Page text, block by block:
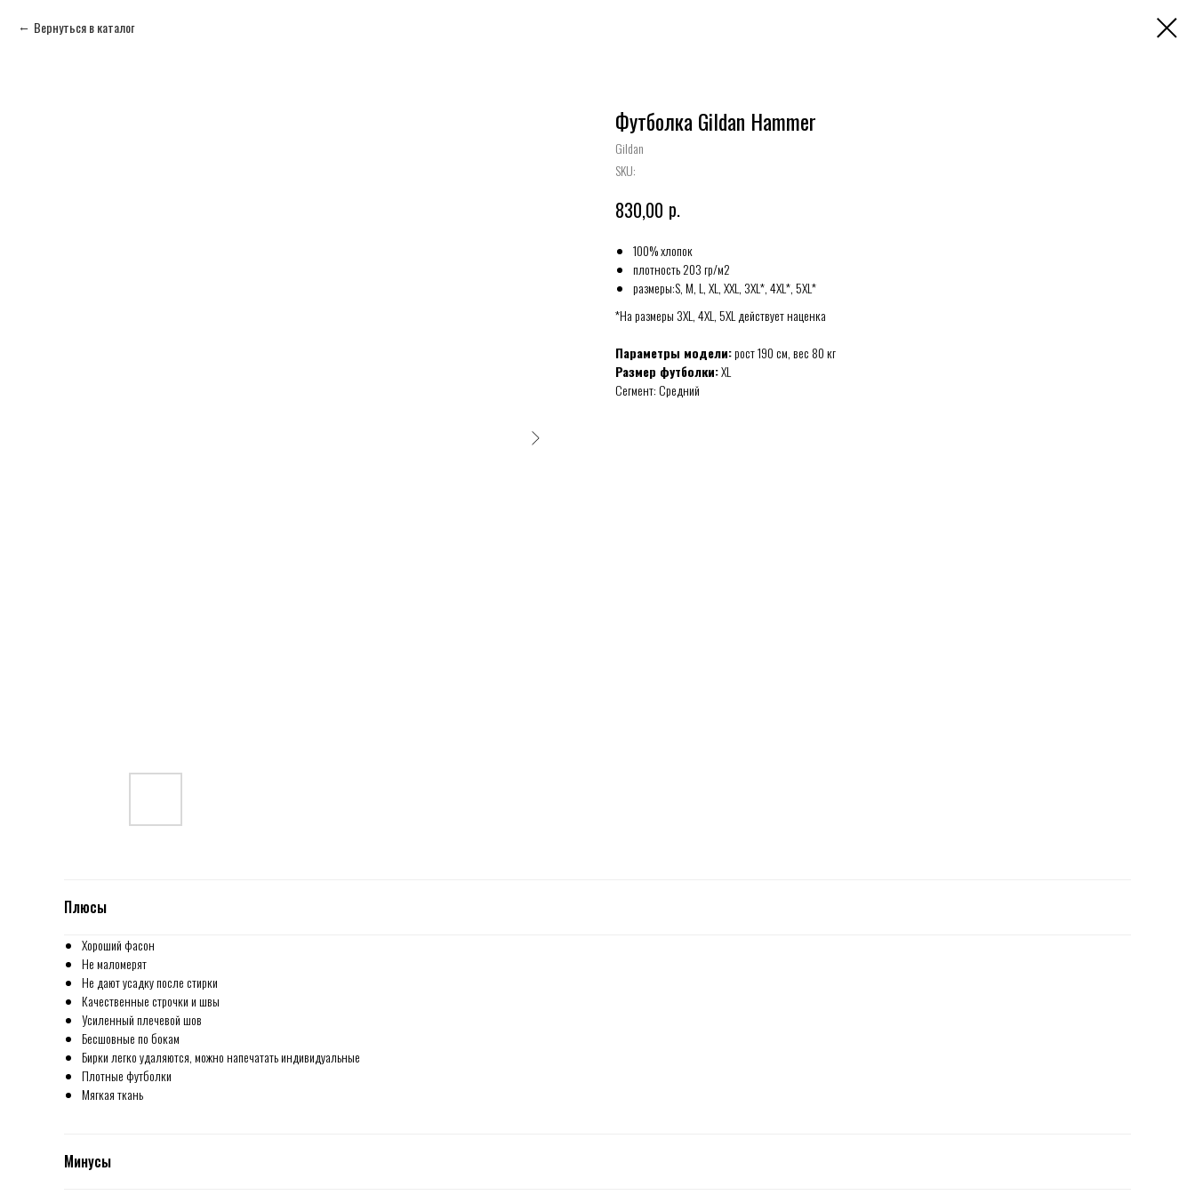
Вернуться в каталог
Футболка Gildan Hammer
Gildan
SKU:
830,00 р.
100% хлопок
плотность 203 гр/м2
размеры:S, M, L, XL, XXL, 3XL*, 4XL*, 5XL*
*На размеры 3XL, 4XL, 5XL действует наценка
Параметры модели:рост 190 см, вес 80 кг
Размер футболки:XL
Сегмент: Средний
Плюсы
Хороший фасон
Не маломерят
Не дают усадку после стирки
Качественные строчки и швы
Усиленный плечевой шов
Бесшовные по бокам
Бирки легко удаляются, можно напечатать индивидуальные
Плотные футболки
Мягкая ткань
Минусы